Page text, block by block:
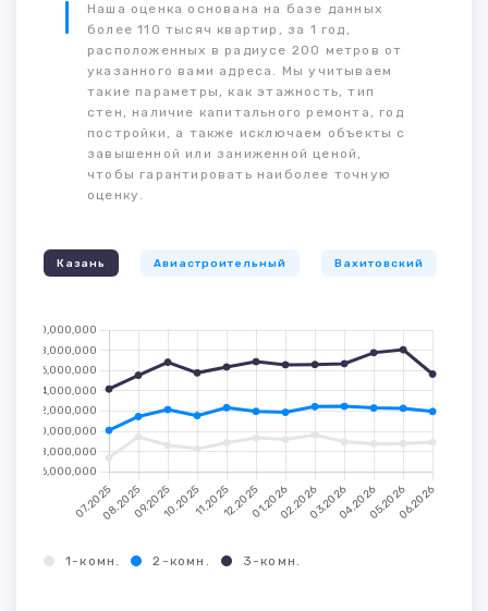
Наша оценка основана на базе данных
более 110 тысяч квартир, за 1 год,
расположенных в радиусе 200 метров от
указанного вами адреса. Мы учитываем
такие параметры, как этажность, тип
стен, наличие капитального ремонта, год
постройки, а также исключаем объекты с
завышенной или заниженной ценой,
чтобы гарантировать наиболее точную
оценку.
Казань Авиастроительный Вахитовский
1-комн. 2-комн. 3-комн.